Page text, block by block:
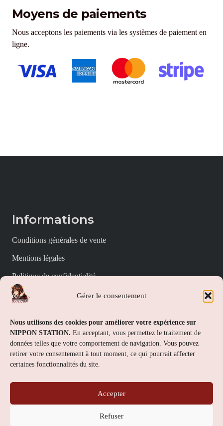
Gérer le consentement
Nous utilisons des cookies pour améliorer votre expérience sur
NIPPON STATION. En acceptant, vous permettez le traitement de
données telles que votre comportement de navigation. Vous pouvez
retirer votre consentement à tout moment, ce qui pourrait affecter
certaines fonctionnalités du site.
Accepter
Refuser
Moyens de paiements
Nous acceptons les paiements via les systèmes de paiement en
ligne.
Informations
Conditions générales de vente
Mentions légales
Politique de confidentialité
Politique de cookies (UE)
Nippon Station
À propos
FAQs
Contact